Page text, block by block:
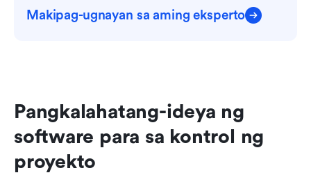
Makipag-ugnayan sa aming eksperto
Pangkalahatang-ideya ng
software para sa kontrol ng
proyekto